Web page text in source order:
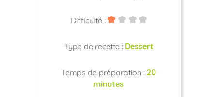
Difficulté :
Type de recette : Dessert
Temps de préparation : 20
minutes